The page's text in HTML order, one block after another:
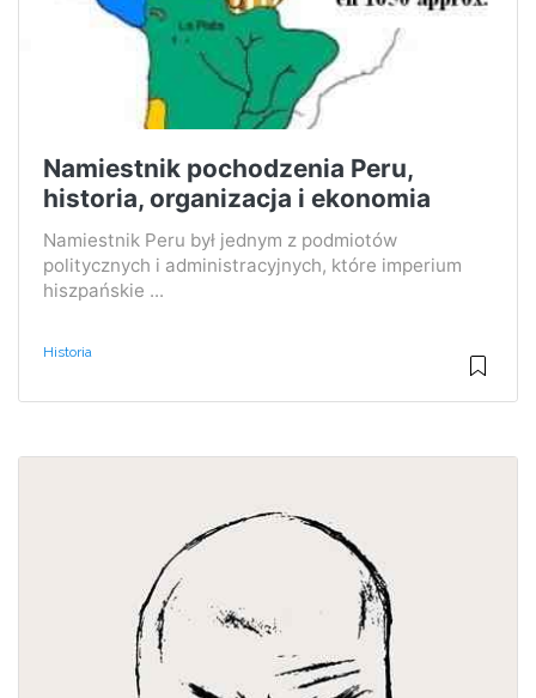
Namiestnik pochodzenia Peru,
historia, organizacja i ekonomia
Namiestnik Peru był jednym z podmiotów
politycznych i administracyjnych, które imperium
hiszpańskie ...
Historia